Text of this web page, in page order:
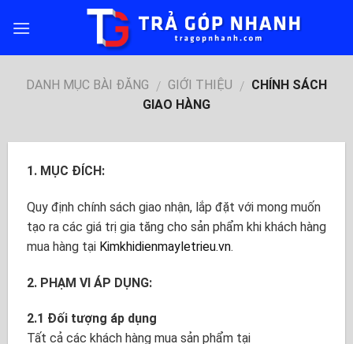
DANH MỤC BÀI ĐĂNG / GIỚI THIỆU / CHÍNH SÁCH
GIAO HÀNG
1. MỤC ĐÍCH:
Quy định chính sách giao nhận, lắp đặt với mong muốn
tạo ra các giá trị gia tăng cho sản phẩm khi khách hàng
mua hàng tại Kimkhidienmayletrieu.vn.
2. PHẠM VI ÁP DỤNG:
2.1 Đối tượng áp dụng
Tất cả các khách hàng mua sản phẩm tại